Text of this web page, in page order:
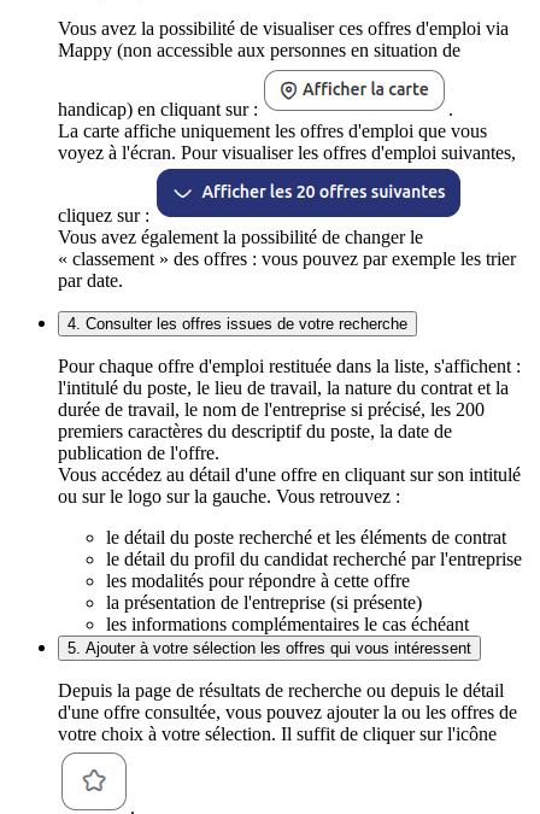
Vous avez la possibilité de visualiser ces offres d'emploi via
Mappy (non accessible aux personnes en situation de
handicap) en cliquant sur :
.
La carte affiche uniquement les offres d'emploi que vous
voyez à l'écran. Pour visualiser les offres d'emploi suivantes,
cliquez sur :
Vous avez également la possibilité de changer le
« classement » des offres : vous pouvez par exemple les trier
par date.
4. Consulter les offres issues de votre recherche
Pour chaque offre d'emploi restituée dans la liste, s'affichent :
l'intitulé du poste, le lieu de travail, la nature du contrat et la
durée de travail, le nom de l'entreprise si précisé, les 200
premiers caractères du descriptif du poste, la date de
publication de l'offre.
Vous accédez au détail d'une offre en cliquant sur son intitulé
ou sur le logo sur la gauche. Vous retrouvez :
le détail du poste recherché et les éléments de contrat
le détail du profil du candidat recherché par l'entreprise
les modalités pour répondre à cette offre
la présentation de l'entreprise (si présente)
les informations complémentaires le cas échéant
5. Ajouter à votre sélection les offres qui vous intéressent
Depuis la page de résultats de recherche ou depuis le détail
d'une offre consultée, vous pouvez ajouter la ou les offres de
votre choix à votre sélection. Il suffit de cliquer sur l'icône
.